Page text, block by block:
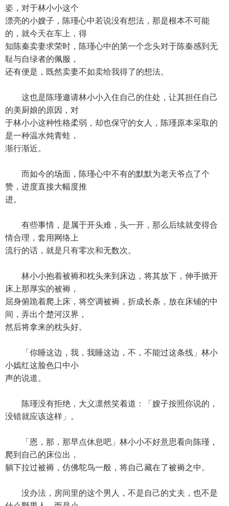
姿，对于林小小这个
漂亮的小嫂子，陈瑾心中若说没有想法，那是根本不可能
的，就今天在车上，得
知陈秦卖妻求荣时，陈瑾心中的第一个念头对于陈秦感到无
耻与自绿者的佩服，
还有便是，既然卖妻不如卖给我得了的想法。
这也是陈瑾邀请林小小入住自己的住处，让其担任自己
的美厨娘的原因，对
于林小小这种性格柔弱，却也保守的女人，陈瑾原本采取的
是一种温水炖青蛙，
渐行渐近。
而如今的场面，陈瑾心中不有的默默为老天爷点了个
赞，进度直接大幅度推
进。
有些事情，是属于开头难，头一开，那么后续就变得合
情合理，套用网络上
流行的话，就是只有零次和无数次。
林小小抱着被褥和枕头来到床边，将其放下，伸手掀开
床上那厚实的被褥，
屈身俯跪着爬上床，将空调被褥，折成长条，放在床铺的中
间，弄出个楚河汉界，
然后将拿来的枕头好。
「你睡这边，我，我睡这边，不，不能过这条线」林小
小嫣红这脸色口中小
声的说道。
陈瑾没有拒绝，大义凛然笑着道：「嫂子按照你说的，
没错就应该这样」。
「恩，那，那早点休息吧」林小小不好意思看向陈瑾，
爬到自己的床位出，
躺下拉过被褥，仿佛鸵鸟一般，将自己藏在了被褥之中。
没办法，房间里的这个男人，不是自己的丈夫，也不是